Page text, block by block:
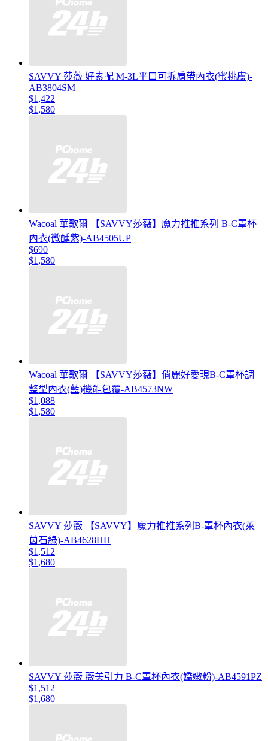
SAVVY 莎薇 好素配 M-3L平口可拆肩帶內衣(蜜桃膚)-
AB3804SM
$1,422
$1,580
Wacoal 華歌爾 【SAVVY莎薇】魔力推推系列 B-C罩杯
內衣(微醺紫)-AB4505UP
$690
$1,580
Wacoal 華歌爾 【SAVVY莎薇】俏麗好愛現B-C罩杯調
整型內衣(藍)機能包覆-AB4573NW
$1,088
$1,580
SAVVY 莎薇 【SAVVY】魔力推推系列B-罩杯內衣(萊
茵石綠)-AB4628HH
$1,512
$1,680
SAVVY 莎薇 薇美引力 B-C罩杯內衣(嬌嫩粉)-AB4591PZ
$1,512
$1,680